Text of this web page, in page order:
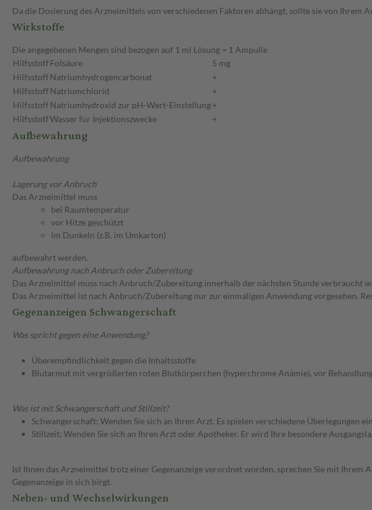
Da die Dosierung des Arzneimittels von verschiedenen Faktoren abhängt, sollte sie von
Wirkstoffe
Die angegebenen Mengen sind bezogen auf 1 ml Lösung = 1 Ampulle
HilfsstoffFolsäure
5 mg
HilfsstoffNatriumhydrogencarbonat
+
HilfsstoffNatriumchlorid
+
HilfsstoffNatriumhydroxid zur pH-Wert-Einstellung+
HilfsstoffWasser für Injektionszwecke +
Aufbewahrung
Aufbewahrung
Lagerung vor Anbruch
Das Arzneimittel muss
bei Raumtemperatur
vor Hitze geschützt
im Dunkeln (z.B. im Umkarton)
aufbewahrt werden.
Aufbewahrung nach Anbruch oder Zubereitung
Das Arzneimittel muss nach Anbruch/Zubereitung innerhalb der nächsten Stunde verbraucht
Das Arzneimittel ist nach Anbruch/Zubereitung nur zur einmaligen Anwendung vorgesehen.
Gegenanzeigen Schwangerschaft
Was spricht gegen eine Anwendung?
Überempfindlichkeit gegen die Inhaltsstoffe
Blutarmut mit vergrößerten roten Blutkörperchen (hyperchrome Anämie), vor
Was ist mit Schwangerschaft und Stillzeit?
Schwangerschaft: Wenden Sie sich an Ihren Arzt. Es spielen verschiedene Überlegungen
Stillzeit: Wenden Sie sich an Ihren Arzt oder Apotheker. Er wird Ihre besondere
Ist Ihnen das Arzneimittel trotz einer Gegenanzeige verordnet worden, sprechen Sie mit
Gegenanzeige in sich birgt.
Neben- und Wechselwirkungen